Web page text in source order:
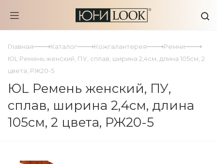
Главная Каталог Кожгалантерея
Ремни
ЮL Ремень женский, ПУ, сплав, ширина 2,4см, длина 105см, 2
цвета, РЖ20-5
ЮL Ремень женский, ПУ,
сплав, ширина 2,4см, длина
105см, 2 цвета, РЖ20-5